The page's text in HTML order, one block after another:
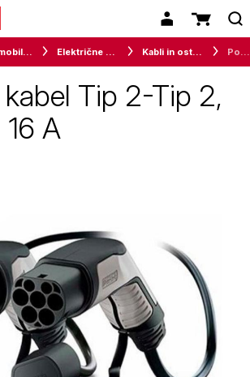
E-mobilnost Električne polnilnice za dom Kabli in ostali dodatki
kabel Tip 2-Tip 2,
A